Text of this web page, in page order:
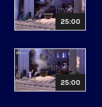
25:00
25:00